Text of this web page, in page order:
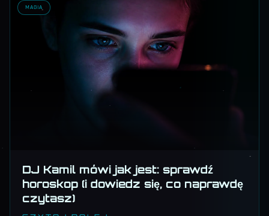
MAGIA
DJ Kamil mówi jak jest: sprawdź
horoskop (i dowiedz się, co naprawdę
czytasz)